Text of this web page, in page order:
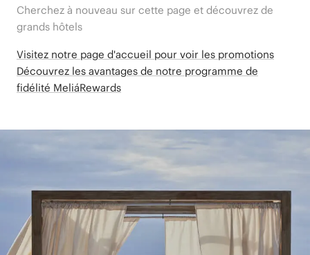
Cherchez à nouveau sur cette page et découvrez de
grands hôtels
Visitez notre page d'accueil pour voir les promotions
Découvrez les avantages de notre programme de
fidélité MeliáRewards